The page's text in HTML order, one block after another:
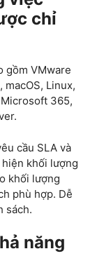
chỉ
gồm VMware
Linux,
365,
cầu SLA và
khối lượng
khối lượng
phù hợp. Dễ
sách.
năng